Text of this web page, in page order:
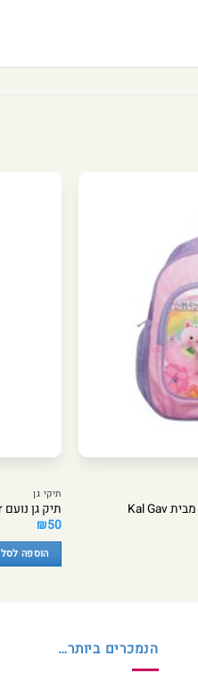
תיקי גן
תיק גן נועם Soccer – מבית Kal Gav
₪50
הוספה לסל
הנמכרים ביותר…